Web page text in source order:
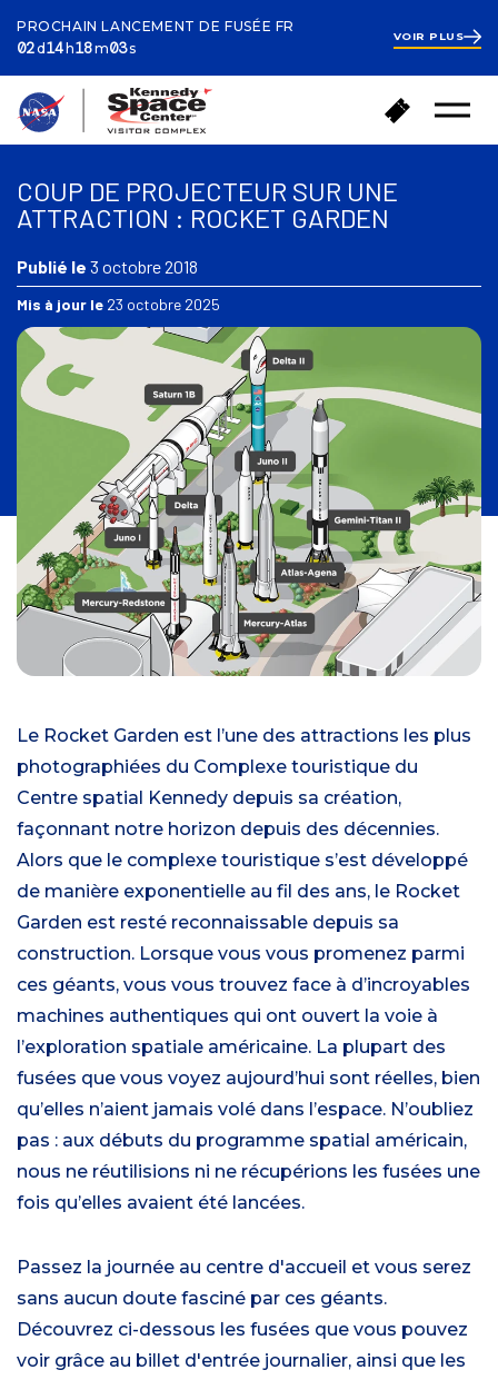
PROCHAIN LANCEMENT DE FUSÉE FR
02d ays
14 hours
18minutes
01second
2
minutes
seconds
VOIR PLUS
t
u
r
'
a
c
e
i
l
e
l
Ouvrir
COUP DE PROJECTEUR SUR UNE
ATTRACTION : ROCKET GARDEN
Publié le 3 octobre 2018
Mis à jour le 23 octobre 2025
Le Rocket Garden est l’une des attractions les plus
photographiées du Complexe touristique du
Centre spatial Kennedy depuis sa création,
façonnant notre horizon depuis des décennies.
Alors que le complexe touristique s’est développé
de manière exponentielle au fil des ans, le Rocket
Garden est resté reconnaissable depuis sa
construction. Lorsque vous vous promenez parmi
ces géants, vous vous trouvez face à d’incroyables
machines authentiques qui ont ouvert la voie à
l’exploration spatiale américaine. La plupart des
fusées que vous voyez aujourd’hui sont réelles, bien
qu’elles n’aient jamais volé dans l’espace. N’oubliez
pas : aux débuts du programme spatial américain,
nous ne réutilisions ni ne récupérions les fusées une
fois qu’elles avaient été lancées.
Passez la journée au centre d'accueil et vous serez
sans aucun doute fasciné par ces géants.
Découvrez ci-dessous les fusées que vous pouvez
voir grâce au billet d'entrée journalier, ainsi que les